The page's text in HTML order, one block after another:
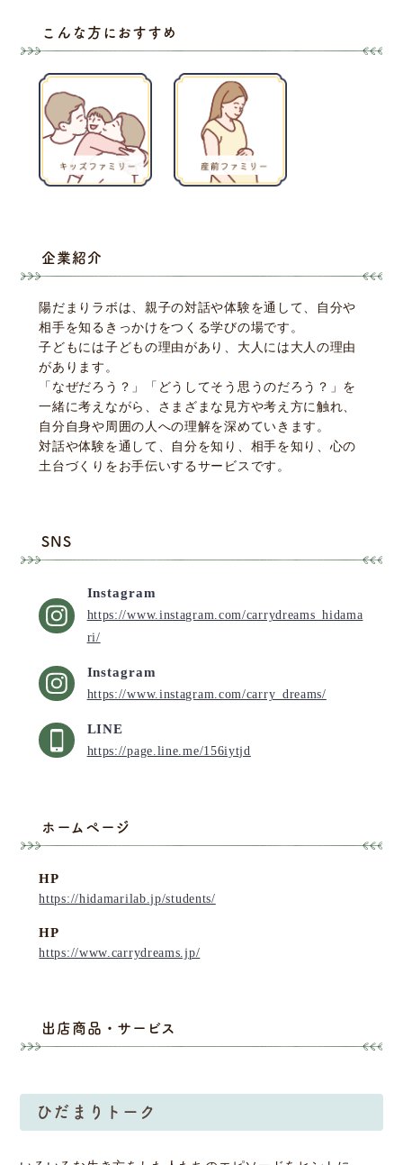
こんな方におすすめ
企業紹介
陽だまりラボは、親子の対話や体験を通して、自分や
相手を知るきっかけをつくる学びの場です。
子どもには子どもの理由があり、大人には大人の理由
があります。
「なぜだろう？」「どうしてそう思うのだろう？」を
一緒に考えながら、さまざまな見方や考え方に触れ、
自分自身や周囲の人への理解を深めていきます。
対話や体験を通して、自分を知り、相手を知り、心の
土台づくりをお手伝いするサービスです。
SNS
Instagram
https://www.instagram.com/carrydreams_hidama
ri/
Instagram
https://www.instagram.com/carry_dreams/
LINE
https://page.line.me/156iytjd
ホームページ
HP
https://hidamarilab.jp/students/
HP
https://www.carrydreams.jp/
出店商品・サービス
ひだまりトーク